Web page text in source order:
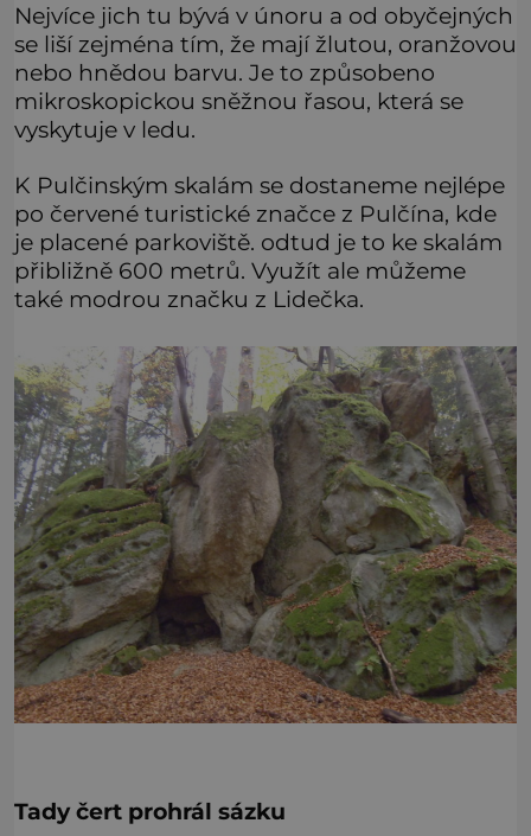
Nejvíce jich tu bývá v únoru a od obyčejných
se liší zejména tím, že mají žlutou, oranžovou
nebo hnědou barvu. Je to způsobeno
mikroskopickou sněžnou řasou, která se
vyskytuje v ledu.
K Pulčinským skalám se dostaneme nejlépe
po červené turistické značce z Pulčína, kde
je placené parkoviště. odtud je to ke skalám
přibližně 600 metrů. Využít ale můžeme
také modrou značku z Lidečka.
Tady čert prohrál sázku